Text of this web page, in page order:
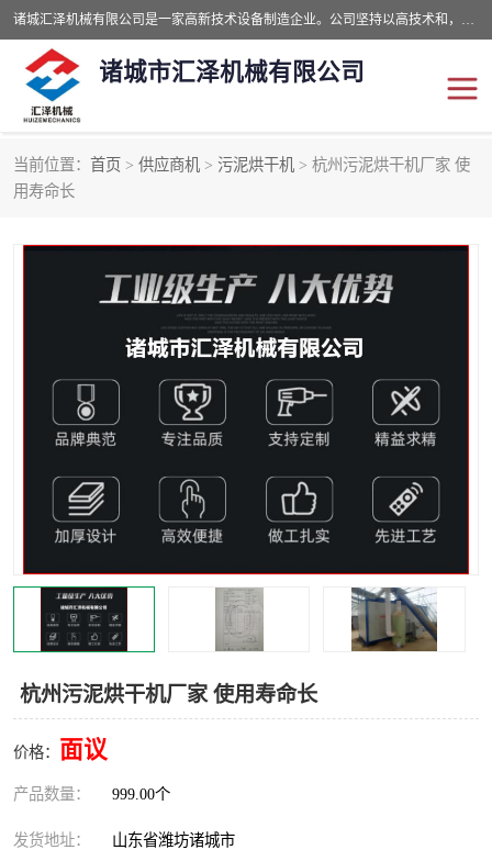
诸城汇泽机械有限公司是一家高新技术设备制造企业。公司坚持以高技术和，高服务于用户，以的环保机械制造设备赢的用户的信赖。现在主要生产死亡畜禽无害化处理和立式和卧式有机肥设备，搅拌机，烘干机，高温发酵机等。污水处理设备，固液分离机。气浮机，化制机等。公司秉承品质，用户至上，科技创新的经营理。
诸城市汇泽机械有限公司
当前位置： 首页 > 供应商机 > 污泥烘干机 > 杭州污泥烘干机厂家 使
用寿命长
杭州污泥烘干机厂家 使用寿命长
价格： 面议
产品数量： 999.00个
发货地址： 山东省潍坊诸城市
发酵设备
鸡粪发酵机 有机肥设备
纳米膜好氧发酵堆肥机 粪污烘干酶体机
纳米膜发酵
膜式发酵仓 分子膜堆肥仓